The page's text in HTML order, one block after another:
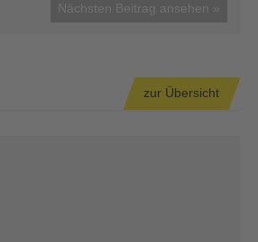
Nächsten Beitrag ansehen »
zur Übersicht